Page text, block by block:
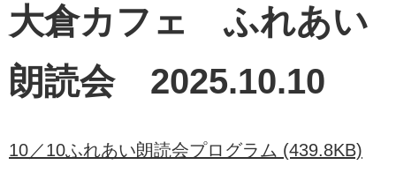
大倉カフェ ふれあい
朗読会 2025.10.10
10／10ふれあい朗読会プログラム (439.8KB)